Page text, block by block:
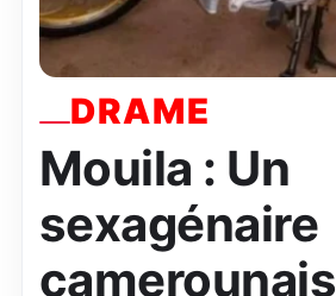
DRAME
Mouila : Un
sexagénaire
camerounais